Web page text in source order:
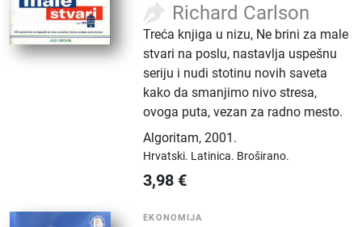
Richard Carlson
Treća knjiga u nizu, Ne brini za male
stvari na poslu, nastavlja uspešnu
seriju i nudi stotinu novih saveta
kako da smanjimo nivo stresa,
ovoga puta, vezan za radno mesto.
Algoritam,2001.
Hrvatski. Latinica. Broširano.
3,98 €
EKONOMIJA